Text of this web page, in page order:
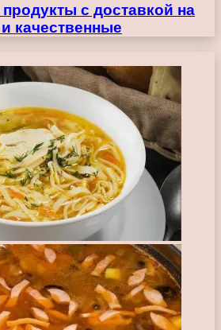
с доставкой на
качественные